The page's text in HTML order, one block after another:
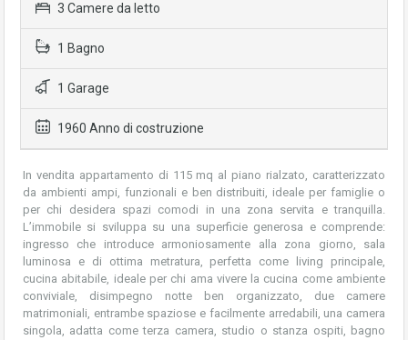
3 Camere da letto
1 Bagno
1 Garage
1960 Anno di costruzione
In vendita appartamento di 115 mq al piano rialzato, caratterizzato
da ambienti ampi, funzionali e ben distribuiti, ideale per famiglie o
per chi desidera spazi comodi in una zona servita e tranquilla.
L’immobile si sviluppa su una superficie generosa e comprende:
ingresso che introduce armoniosamente alla zona giorno, sala
luminosa e di ottima metratura, perfetta come living principale,
cucina abitabile, ideale per chi ama vivere la cucina come ambiente
conviviale, disimpegno notte ben organizzato, due camere
matrimoniali, entrambe spaziose e facilmente arredabili, una camera
singola, adatta come terza camera, studio o stanza ospiti, bagno